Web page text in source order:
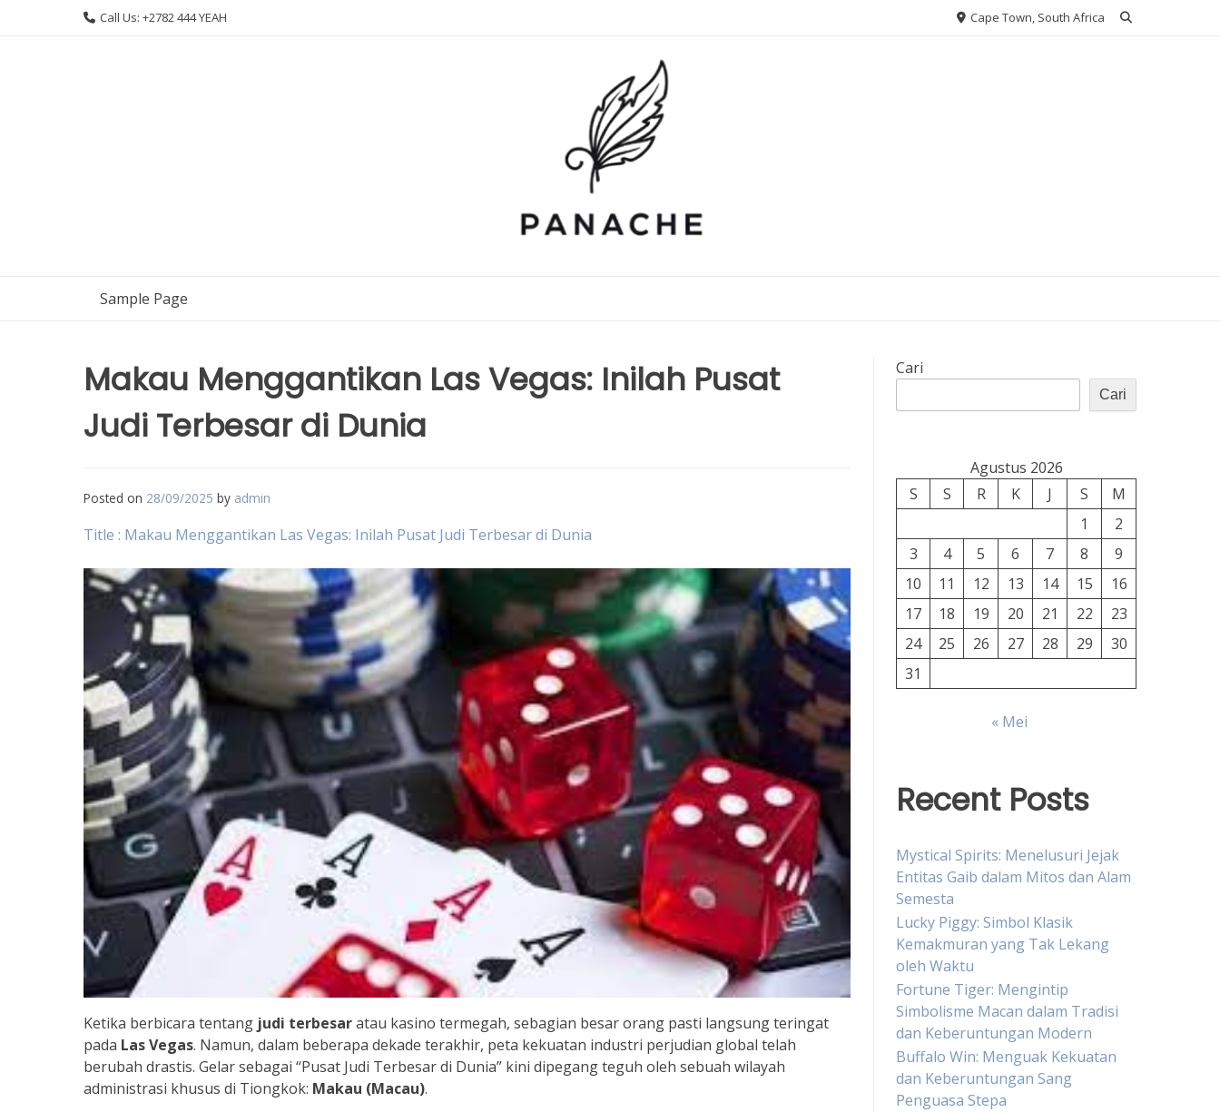
Call Us: +2782 444 YEAH Cape Town, South Africa
Sample Page
Makau Menggantikan Las Vegas: Inilah Pusat
Judi Terbesar di Dunia
Posted on 28/09/2025 by admin
Title : Makau Menggantikan Las Vegas: Inilah Pusat Judi Terbesar di Dunia
Ketika berbicara tentang judi terbesaratau kasino termegah, sebagian besar orang pasti langsung teringat
pada Las Vegas. Namun, dalam beberapa dekade terakhir, peta kekuatan industri perjudian global telah
berubah drastis. Gelar sebagai “Pusat Judi Terbesar di Dunia” kini dipegang teguh oleh sebuah wilayah
administrasi khusus di Tiongkok: Makau (Macau).
Cari
Cari
Agustus 2026
S
S R K J S
M
1
2
3
4 5 6 7 8
9
10
11 12 13 14 15
16
17
18 19 20 21 22
23
24
25 26 27 28 29
30
31
« Mei
Recent Posts
Mystical Spirits: Menelusuri Jejak
Entitas Gaib dalam Mitos dan Alam
Semesta
Lucky Piggy: Simbol Klasik
Kemakmuran yang Tak Lekang
oleh Waktu
Fortune Tiger: Mengintip
Simbolisme Macan dalam Tradisi
dan Keberuntungan Modern
Buffalo Win: Menguak Kekuatan
dan Keberuntungan Sang
Penguasa Stepa